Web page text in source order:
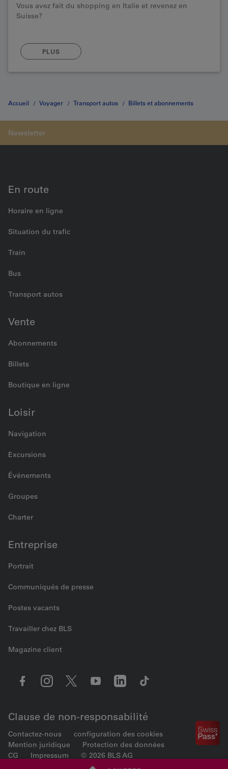
Vous avez fait du shopping en Italie et revenez en
Suisse?
PLUS
Accueil Voyager Transport autos Billets et abonnements
En route
Horaire en ligne
Situation du trafic
Train
Bus
Transport autos
Vente
Abonnements
Billets
Boutique en ligne
Loisir
Navigation
Excursions
Événements
Groupes
Charter
Entreprise
Portrait
Communiqués de presse
Postes vacants
Travailler chez BLS
Magazine client
Clause de non-responsabilité
Contactez-nous
configuration des cookies
Mention juridique
Protection des données
CG
Impressum © 2026 BLS AG